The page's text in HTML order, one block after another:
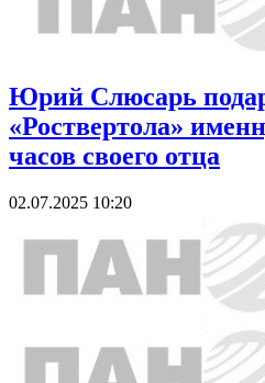
Юрий Слюсарь
«Роствертола»
часов своего отца
02.07.2025 10:20